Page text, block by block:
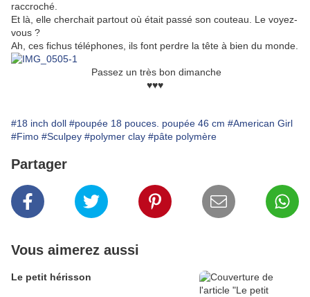
raccroché.
Et là, elle cherchait partout où était passé son couteau. Le voyez-
vous ?
Ah, ces fichus téléphones, ils font perdre la tête à bien du monde.
Passez un très bon dimanche
♥♥♥
#18 inch doll #poupée 18 pouces. poupée 46 cm #American Girl
#Fimo #Sculpey #polymer clay #pâte polymère
Partager
Vous aimerez aussi
Le petit hérisson